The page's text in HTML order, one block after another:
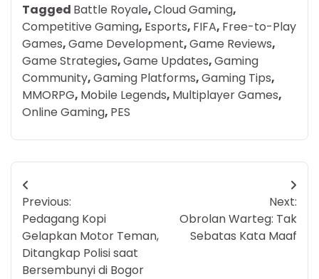
Tagged Battle Royale,Cloud Gaming,
Competitive Gaming, Esports, FIFA, Free-to-Play
Games,Game Development,Game Reviews,
Game Strategies,Game Updates,Gaming
Community,Gaming Platforms,Gaming Tips,
MMORPG, Mobile Legends, Multiplayer Games,
Online Gaming, PES
Post
navigation
Previous:
Pedagang Kopi
Gelapkan Motor Teman,
Ditangkap Polisi saat
Bersembunyi di Bogor
Next:
Obrolan Warteg: Tak
Sebatas Kata Maaf